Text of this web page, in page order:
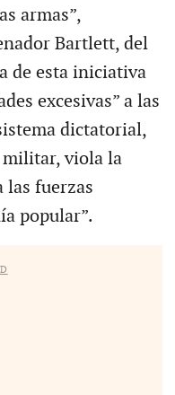
armas”,
Bartlett, del
de esta iniciativa
excesivas” a las
dictatorial,
militar, viola la
las fuerzas
popular”.